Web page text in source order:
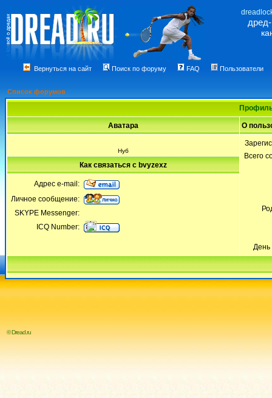
Вернуться на сайт Поиск по форуму FAQ Пользователи
Список форумов
Аватара О
Нуб
Всего
День
Как связаться с bvyzexz
Адрес e-mail:
Личное сообщение:
SKYPE Messenger:
ICQ Number:
© Dread.ru